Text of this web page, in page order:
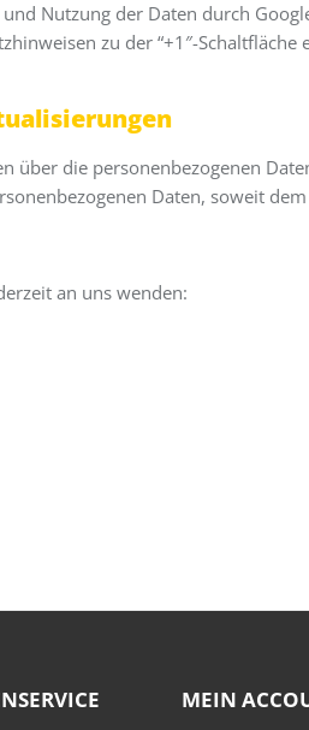
Nutzung der Daten durch
zu der “+1″-
über die personenbezogenen
Daten, soweit
an uns wenden:
MEIN